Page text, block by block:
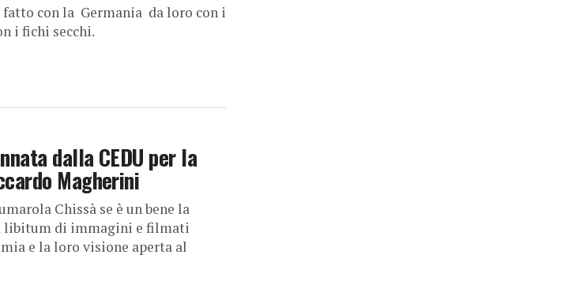
con la Germania da loro con i
i fichi secchi.
dalla CEDU per la
Magherini
Chissà se è un bene la
libitum di immagini e filmati
e la loro visione aperta al